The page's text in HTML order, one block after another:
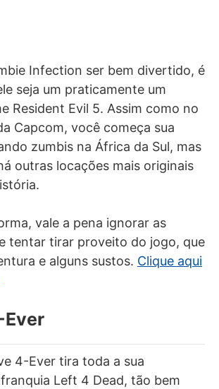
Infection ser bem divertido, é
seja um praticamente um
Resident Evil 5. Assim como no
Capcom, você começa sua
zumbis na África da Sul, mas
outras locações mais originais
vale a pena ignorar as
tentar tirar proveito do jogo, que
e alguns sustos. Clique aqui
4-Ever tira toda a sua
Left 4 Dead, tão bem